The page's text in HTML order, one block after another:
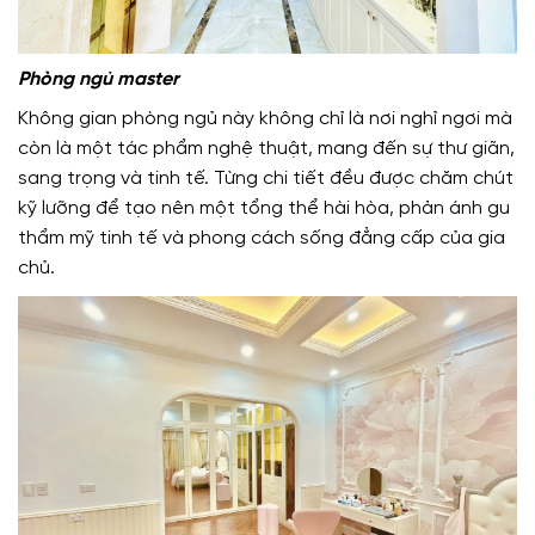
Phòng ngủ master
Không gian phòng ngủ này không chỉ là nơi nghỉ ngơi mà
còn là một tác phẩm nghệ thuật, mang đến sự thư giãn,
sang trọng và tinh tế. Từng chi tiết đều được chăm chút
kỹ lưỡng để tạo nên một tổng thể hài hòa, phản ánh gu
thẩm mỹ tinh tế và phong cách sống đẳng cấp của gia
chủ.